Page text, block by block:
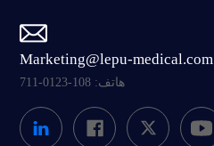
Marketing@lepu-medical.com
هاتف: 108-0123-711